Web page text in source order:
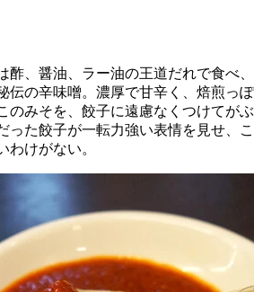
酢、醤油、ラー油の王道だれで食べ、
伝の辛味噌。濃厚で甘辛く、焙煎っぽ
のみそを、餃子に遠慮なくつけてがぶ
った餃子が一転力強い表情を見せ、こ
わけがない。